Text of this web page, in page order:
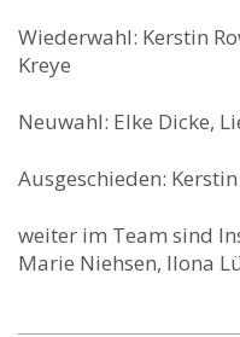
Wiederwahl: Kerstin
Kreye
Neuwahl: Elke Dicke,
Ausgeschieden:
weiter im Team sind
Marie Niehsen, Ilona